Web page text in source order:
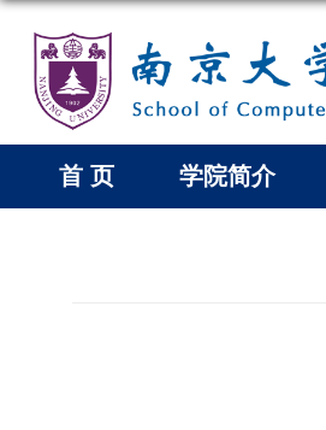
首 页 学院简介